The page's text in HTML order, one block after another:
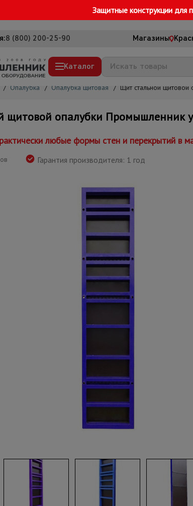
Защитные конструкции для
8 (800) 200-25-90 Магазины
Каталог
туры
строительные
тенты, брезенты
оборудование
строительный
ламинированная
для строительства
для работы с арматурой
для бетонных работ
строительные и садовые
/ Опалубка / Опалубка щитовая / Щит стальной
щитовой опалубки Промышленник
любые формы стен и перекрытий в
Гарантия производителя: 1 год